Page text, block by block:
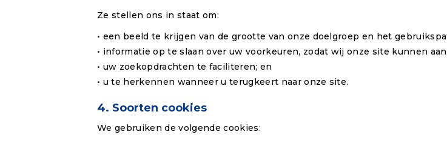
Ze stellen ons in staat om:
• een beeld te krijgen van de grootte van onze doelgroep en het
• informatie op te slaan over uw voorkeuren, zodat wij onze site kunnen
• uw zoekopdrachten te faciliteren; en
• u te herkennen wanneer u terugkeert naar onze site.
4. Soorten cookies
We gebruiken de volgende cookies: